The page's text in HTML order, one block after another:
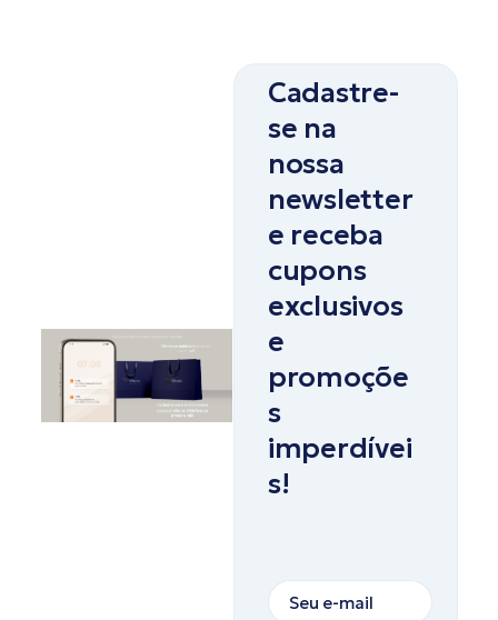
Cadastre-
se na
nossa
newsletter
e receba
cupons
exclusivos
e
promoçõe
s
imperdívei
s!